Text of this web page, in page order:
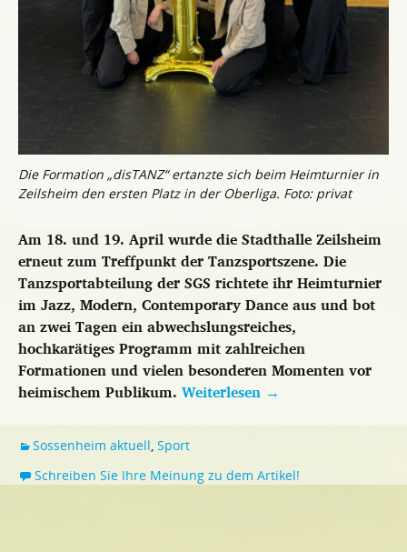
Die Formation „disTANZ“ ertanzte sich beim Heimturnier in
Zeilsheim den ersten Platz in der Oberliga. Foto: privat
Am 18. und 19. April wurde die Stadthalle Zeilsheim
erneut zum Treffpunkt der Tanzsportszene. Die
Tanzsportabteilung der SGS richtete ihr Heimturnier
im Jazz, Modern, Contemporary Dance aus und bot
an zwei Tagen ein abwechslungsreiches,
hochkarätiges Programm mit zahlreichen
Formationen und vielen besonderen Momenten vor
heimischem Publikum. Weiterlesen →
Sossenheim aktuell, Sport
Schreiben Sie Ihre Meinung zu dem Artikel!